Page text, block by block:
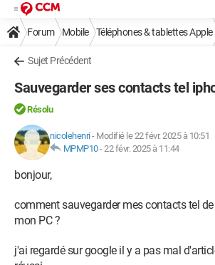
Forum Mobile Téléphones & tablettes Apple
Sujet Précédent
Sauvegarder ses contacts tel
Résolu
nicolehenri- Modifié le 22 févr. 2025 à 10:51
MPMP10-22 févr. 2025 à 11:44
bonjour,
comment sauvegarder mes contacts tel
mon PC ?
j'ai regardé sur google il y a pas mal